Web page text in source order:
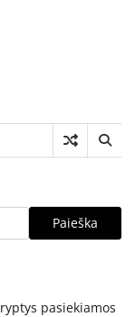
Paieška
pasiekiamos